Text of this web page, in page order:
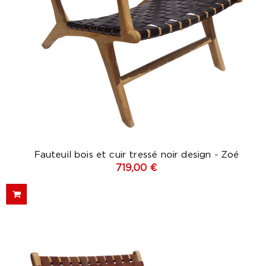
Fauteuil bois et cuir tressé noir design - Zoé
719,00 €